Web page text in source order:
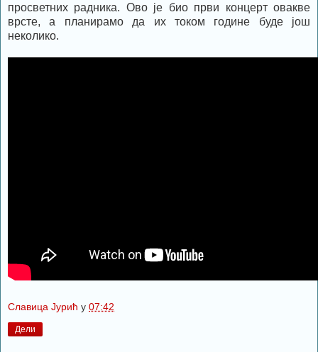
просветних радника. Ово је био први концерт овакве
врсте, а планирамо да их током године буде још
неколико.
Славица Јурић у 07:42
Дели